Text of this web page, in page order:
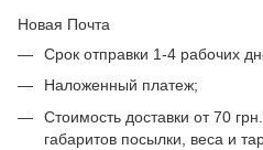
Новая Почта
Срок отправки 1-4 рабочих
Наложенный платеж;
Стоимость доставки от 70
габаритов посылки, веса и